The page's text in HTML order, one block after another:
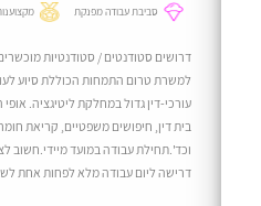
סביבת עבודה מפנקת מקצוענות ללא
דרושים סטודנטים / סטודנטיות מוכשרים
למשרת טרום התמחות הכוללת סיוע לעורכת-
עורכי-דין גדול במחלקת ליטיגציה. אופי
בית דין, חיפושים משפטיים, קריאת חומר
וכד'.תחילת עבודה במועד מיידי.חשוב לציין
דרישה ליום עבודה מלא לפחות אחת לשבוע....